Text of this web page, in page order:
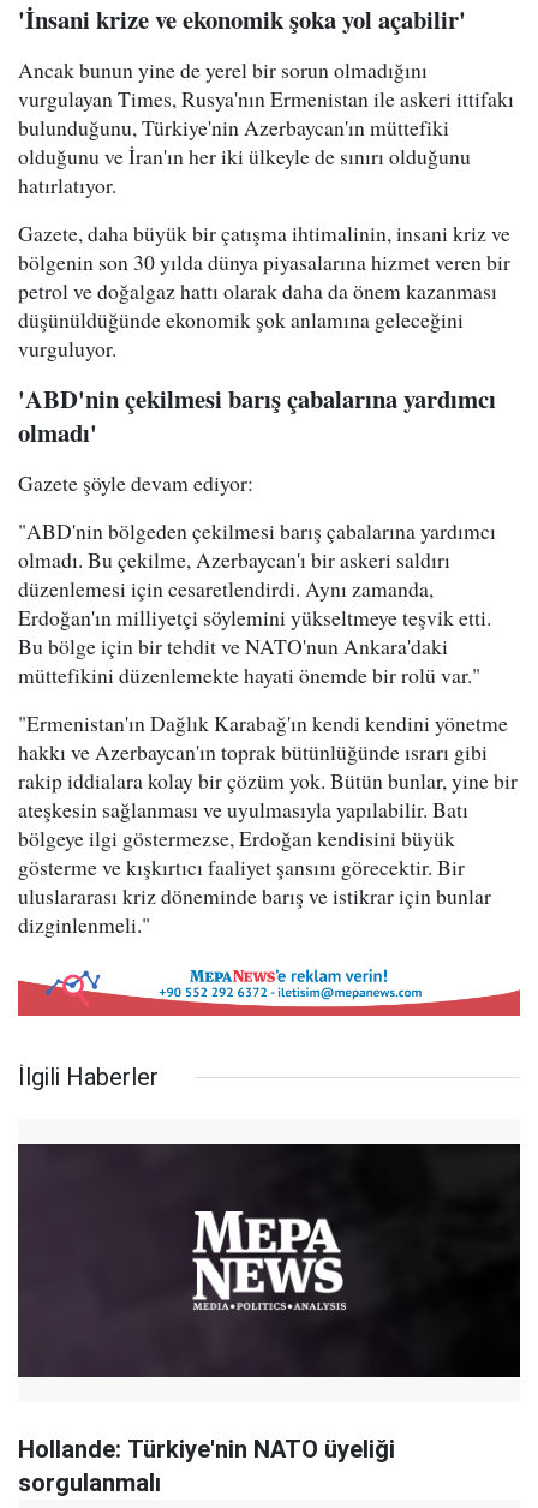
'İnsani krize ve ekonomik şoka yol açabilir'
Ancak bunun yine de yerel bir sorun olmadığını
vurgulayan Times, Rusya'nın Ermenistan ile askeri ittifakı
bulunduğunu, Türkiye'nin Azerbaycan'ın müttefiki
olduğunu ve İran'ın her iki ülkeyle de sınırı olduğunu
hatırlatıyor.
Gazete, daha büyük bir çatışma ihtimalinin, insani kriz ve
bölgenin son 30 yılda dünya piyasalarına hizmet veren bir
petrol ve doğalgaz hattı olarak daha da önem kazanması
düşünüldüğünde ekonomik şok anlamına geleceğini
vurguluyor.
'ABD'nin çekilmesi barış çabalarına yardımcı
olmadı'
Gazete şöyle devam ediyor:
"ABD'nin bölgeden çekilmesi barış çabalarına yardımcı
olmadı. Bu çekilme, Azerbaycan'ı bir askeri saldırı
düzenlemesi için cesaretlendirdi. Aynı zamanda,
Erdoğan'ın milliyetçi söylemini yükseltmeye teşvik etti.
Bu bölge için bir tehdit ve NATO'nun Ankara'daki
müttefikini düzenlemekte hayati önemde bir rolü var."
"Ermenistan'ın Dağlık Karabağ'ın kendi kendini yönetme
hakkı ve Azerbaycan'ın toprak bütünlüğünde ısrarı gibi
rakip iddialara kolay bir çözüm yok. Bütün bunlar, yine bir
ateşkesin sağlanması ve uyulmasıyla yapılabilir. Batı
bölgeye ilgi göstermezse, Erdoğan kendisini büyük
gösterme ve kışkırtıcı faaliyet şansını görecektir. Bir
uluslararası kriz döneminde barış ve istikrar için bunlar
dizginlenmeli."
İlgili Haberler
Hollande: Türkiye'nin NATO üyeliği
sorgulanmalı